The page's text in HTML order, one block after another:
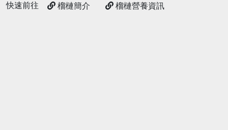
快速前往 榴槤簡介 榴槤營養資訊